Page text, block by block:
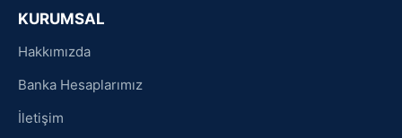
KURUMSAL
Hakkımızda
Banka Hesaplarımız
İletişim